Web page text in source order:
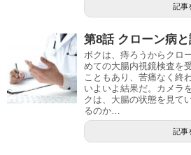
記事
第8話 クローン病
ボクは、痔ろうからクロ
めての大腸内視鏡検査を
こともあり、苦痛なく終
いよいよ結果だ。カメラ
クは、大腸の状態を見て
るのか…
記事